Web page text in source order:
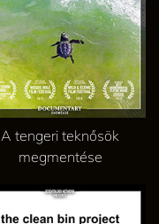
A tengeri teknősök
megmentése